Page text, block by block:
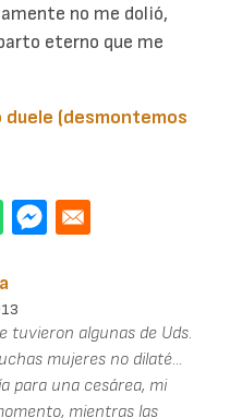
no me dolió,
eterno que me
duele (desmontemos
tuvieron algunas de Uds.
mujeres no dilaté...
para una cesárea, mi
mientras las